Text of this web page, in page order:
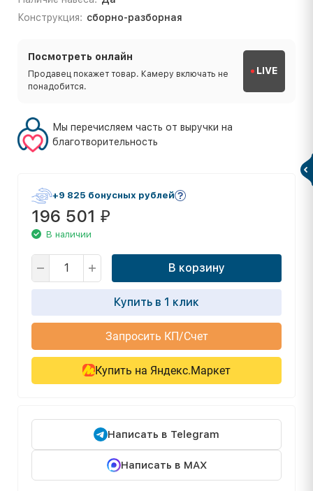
Конструкция: сборно-разборная
Посмотреть онлайн
Продавец покажет товар. Камеру включать не
понадобится.
LIVE
Мы перечисляем часть от выручки на
благотворительность
+9 825 бонусных рублей
196 501 ₽
В наличии
В корзину
Купить в 1 клик
Запросить КП/Счет
Купить на Яндекс.Маркет
Написать в Telegram
Написать в MAX